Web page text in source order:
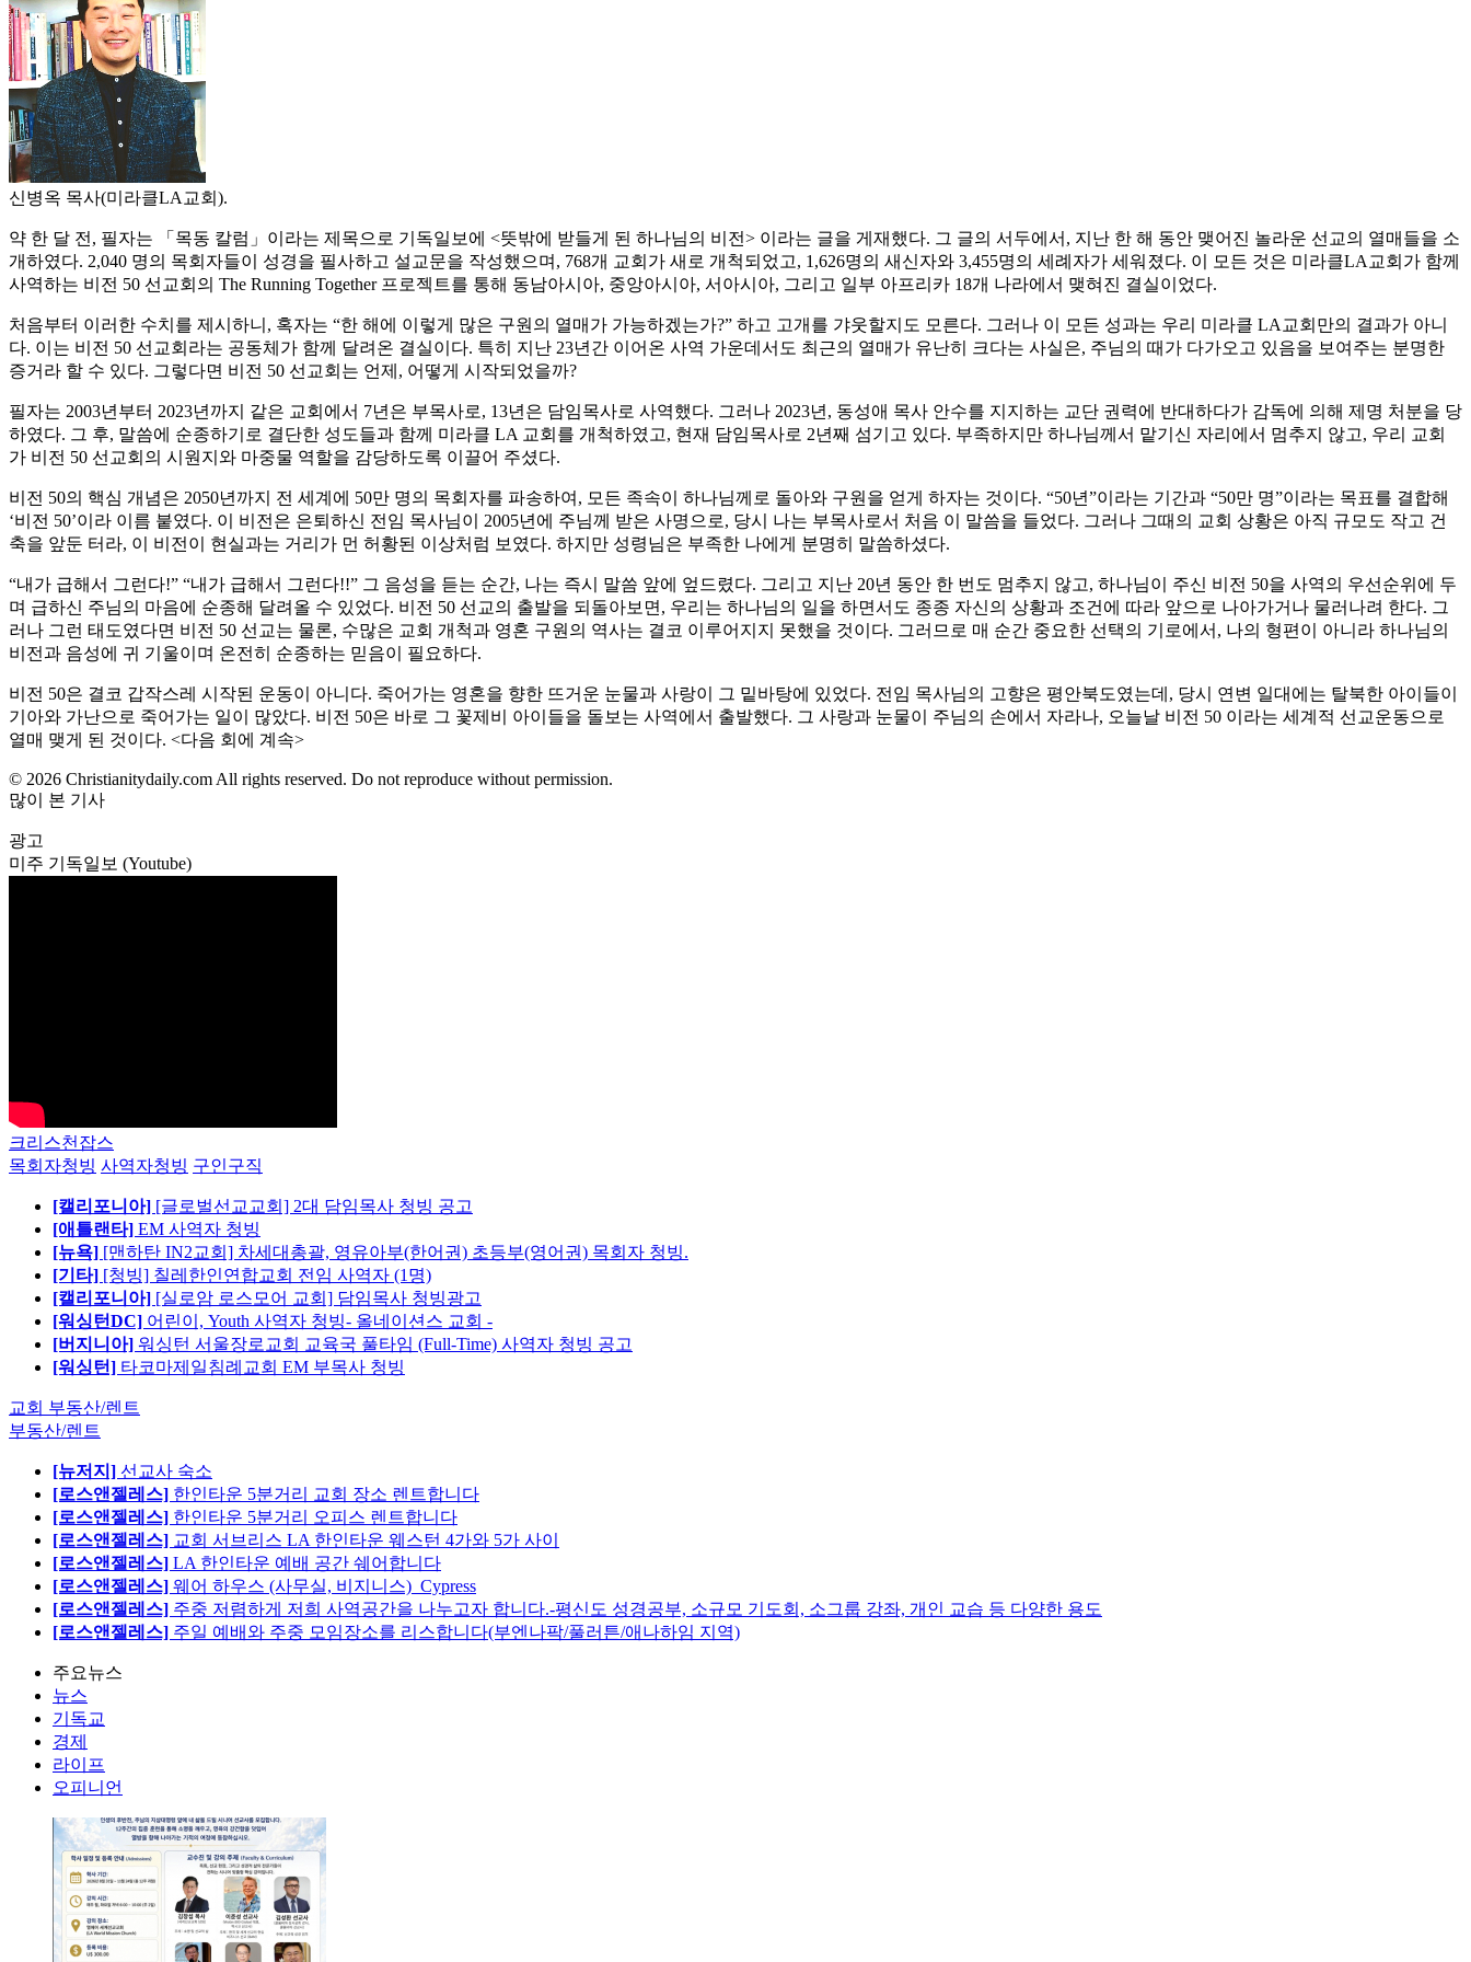
신병옥 목사(미라클LA교회).
약 한 달 전, 필자는 「목동 칼럼」이라는 제목으로 기독일보에 <뜻밖에 받들게 된 하나님의 비전> 이라는 글을 게재했다. 그 글의 서두에서, 지난 한 해 동안 맺어진 놀라운 선교의 열매들을 소
개하였다. 2,040 명의 목회자들이 성경을 필사하고 설교문을 작성했으며, 768개 교회가 새로 개척되었고, 1,626명의 새신자와 3,455명의 세례자가 세워졌다. 이 모든 것은 미라클LA교회가 함께
사역하는 비전 50 선교회의 The Running Together 프로젝트를 통해 동남아시아, 중앙아시아, 서아시아, 그리고 일부 아프리카 18개 나라에서 맺혀진 결실이었다.
처음부터 이러한 수치를 제시하니, 혹자는 “한 해에 이렇게 많은 구원의 열매가 가능하겠는가?” 하고 고개를 갸웃할지도 모른다. 그러나 이 모든 성과는 우리 미라클 LA교회만의 결과가 아니
다. 이는 비전 50 선교회라는 공동체가 함께 달려온 결실이다. 특히 지난 23년간 이어온 사역 가운데서도 최근의 열매가 유난히 크다는 사실은, 주님의 때가 다가오고 있음을 보여주는 분명한
증거라 할 수 있다. 그렇다면 비전 50 선교회는 언제, 어떻게 시작되었을까?
필자는 2003년부터 2023년까지 같은 교회에서 7년은 부목사로, 13년은 담임목사로 사역했다. 그러나 2023년, 동성애 목사 안수를 지지하는 교단 권력에 반대하다가 감독에 의해 제명 처분을 당
하였다. 그 후, 말씀에 순종하기로 결단한 성도들과 함께 미라클 LA 교회를 개척하였고, 현재 담임목사로 2년째 섬기고 있다. 부족하지만 하나님께서 맡기신 자리에서 멈추지 않고, 우리 교회
가 비전 50 선교회의 시원지와 마중물 역할을 감당하도록 이끌어 주셨다.
비전 50의 핵심 개념은 2050년까지 전 세계에 50만 명의 목회자를 파송하여, 모든 족속이 하나님께로 돌아와 구원을 얻게 하자는 것이다. “50년”이라는 기간과 “50만 명”이라는 목표를 결합해
‘비전 50’이라 이름 붙였다. 이 비전은 은퇴하신 전임 목사님이 2005년에 주님께 받은 사명으로, 당시 나는 부목사로서 처음 이 말씀을 들었다. 그러나 그때의 교회 상황은 아직 규모도 작고 건
축을 앞둔 터라, 이 비전이 현실과는 거리가 먼 허황된 이상처럼 보였다. 하지만 성령님은 부족한 나에게 분명히 말씀하셨다.
“내가 급해서 그런다!” “내가 급해서 그런다!!” 그 음성을 듣는 순간, 나는 즉시 말씀 앞에 엎드렸다. 그리고 지난 20년 동안 한 번도 멈추지 않고, 하나님이 주신 비전 50을 사역의 우선순위에 두
며 급하신 주님의 마음에 순종해 달려올 수 있었다. 비전 50 선교의 출발을 되돌아보면, 우리는 하나님의 일을 하면서도 종종 자신의 상황과 조건에 따라 앞으로 나아가거나 물러나려 한다. 그
러나 그런 태도였다면 비전 50 선교는 물론, 수많은 교회 개척과 영혼 구원의 역사는 결코 이루어지지 못했을 것이다. 그러므로 매 순간 중요한 선택의 기로에서, 나의 형편이 아니라 하나님의
비전과 음성에 귀 기울이며 온전히 순종하는 믿음이 필요하다.
비전 50은 결코 갑작스레 시작된 운동이 아니다. 죽어가는 영혼을 향한 뜨거운 눈물과 사랑이 그 밑바탕에 있었다. 전임 목사님의 고향은 평안북도였는데, 당시 연변 일대에는 탈북한 아이들이
기아와 가난으로 죽어가는 일이 많았다. 비전 50은 바로 그 꽃제비 아이들을 돌보는 사역에서 출발했다. 그 사랑과 눈물이 주님의 손에서 자라나, 오늘날 비전 50 이라는 세계적 선교운동으로
열매 맺게 된 것이다. <다음 회에 계속>
© 2026 Christianitydaily.com All rights reserved. Do not reproduce without permission.
많이 본 기사
광고
미주 기독일보 (Youtube)
크리스천잡스
목회자청빙 사역자청빙 구인구직
[캘리포니아] [글로벌선교교회] 2대 담임목사 청빙 공고
[애틀랜타] EM 사역자 청빙
[뉴욕] [맨하탄 IN2교회] 차세대총괄, 영유아부(한어권) 초등부(영어권) 목회자 청빙.
[기타] [청빙] 칠레한인연합교회 전임 사역자 (1명)
[캘리포니아] [실로암 로스모어 교회] 담임목사 청빙광고
[워싱턴DC] 어린이, Youth 사역자 청빙- 올네이션스 교회 -
[버지니아] 워싱턴 서울장로교회 교육국 풀타임 (Full-Time) 사역자 청빙 공고
[워싱턴] 타코마제일침례교회 EM 부목사 청빙
교회 부동산/렌트
부동산/렌트
[뉴저지] 선교사 숙소
[로스앤젤레스] 한인타운 5분거리 교회 장소 렌트합니다
[로스앤젤레스] 한인타운 5분거리 오피스 렌트합니다
[로스앤젤레스] 교회 서브리스 LA 한인타운 웨스턴 4가와 5가 사이
[로스앤젤레스] LA 한인타운 예배 공간 쉐어합니다
[로스앤젤레스] 웨어 하우스 (사무실, 비지니스)_Cypress
[로스앤젤레스] 주중 저렴하게 저희 사역공간을 나누고자 합니다.-평신도 성경공부, 소규모 기도회, 소그룹 강좌, 개인 교습 등 다양한 용도
[로스앤젤레스] 주일 예배와 주중 모임장소를 리스합니다(부엔나팍/풀러튼/애나하임 지역)
주요뉴스
뉴스
기독교
경제
라이프
오피니언